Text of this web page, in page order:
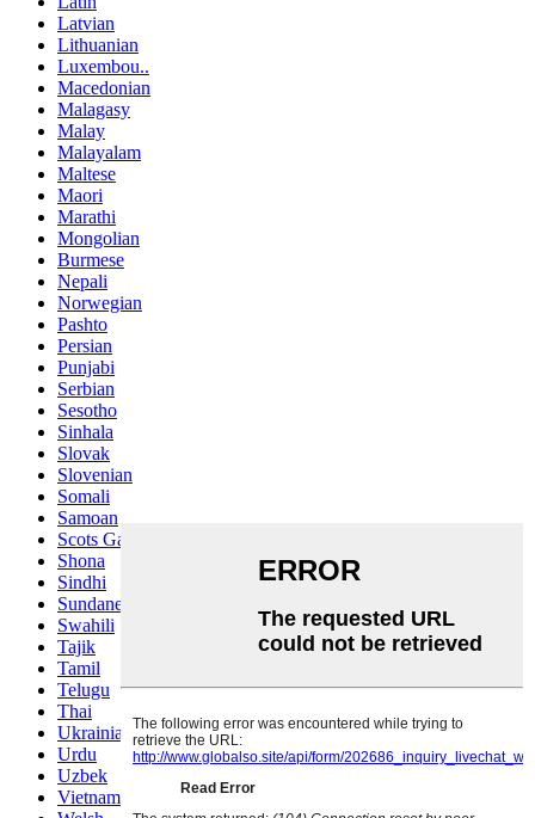
Latvian
Lithuanian
Luxembou..
Macedonian
Malagasy
Malay
Malayalam
Maltese
Maori
Marathi
Mongolian
Burmese
Nepali
Norwegian
Pashto
Persian
Punjabi
Serbian
Sesotho
Sinhala
Slovak
Slovenian
Somali
Samoan
Scots Gaelic
Shona
Sindhi
Sundanese
Swahili
Tajik
Tamil
Telugu
Thai
Ukrainian
Urdu
Uzbek
Vietnamese